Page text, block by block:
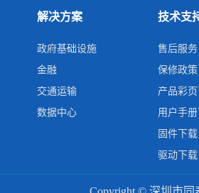
解决方案
政府基础设施
金融
交通运输
数据中心
技术支
售后服务
保修政策
产品彩
用户手
固件下载
驱动下载